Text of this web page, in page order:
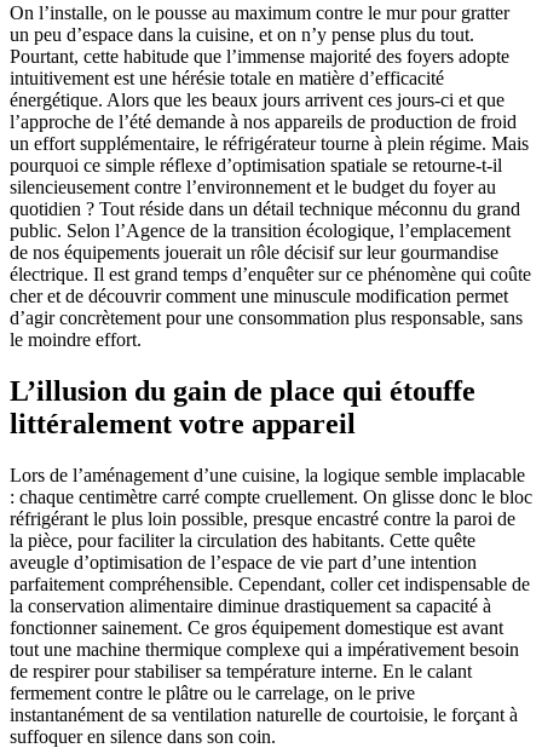
On l’installe, on le pousse au maximum contre le mur pour gratter
un peu d’espace dans la cuisine, et on n’y pense plus du tout.
Pourtant, cette habitude que l’immense majorité des foyers adopte
intuitivement est une hérésie totale en matière d’efficacité
énergétique. Alors que les beaux jours arrivent ces jours-ci et que
l’approche de l’été demande à nos appareils de production de froid
un effort supplémentaire, le réfrigérateur tourne à plein régime. Mais
pourquoi ce simple réflexe d’optimisation spatiale se retourne-t-il
silencieusement contre l’environnement et le budget du foyer au
quotidien ? Tout réside dans un détail technique méconnu du grand
public. Selon l’Agence de la transition écologique, l’emplacement
de nos équipements jouerait un rôle décisif sur leur gourmandise
électrique. Il est grand temps d’enquêter sur ce phénomène qui coûte
cher et de découvrir comment une minuscule modification permet
d’agir concrètement pour une consommation plus responsable, sans
le moindre effort.
L’illusion du gain de place qui étouffe
littéralement votre appareil
Lors de l’aménagement d’une cuisine, la logique semble implacable
: chaque centimètre carré compte cruellement. On glisse donc le bloc
réfrigérant le plus loin possible, presque encastré contre la paroi de
la pièce, pour faciliter la circulation des habitants. Cette quête
aveugle d’optimisation de l’espace de vie part d’une intention
parfaitement compréhensible. Cependant, coller cet indispensable de
la conservation alimentaire diminue drastiquement sa capacité à
fonctionner sainement. Ce gros équipement domestique est avant
tout une machine thermique complexe qui a impérativement besoin
de respirer pour stabiliser sa température interne. En le calant
fermement contre le plâtre ou le carrelage, on le prive
instantanément de sa ventilation naturelle de courtoisie, le forçant à
suffoquer en silence dans son coin.